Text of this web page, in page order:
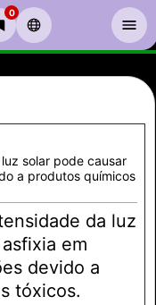
0
PT
solar pode causar
a produtos químicos
da luz
em
devido a
tóxicos.